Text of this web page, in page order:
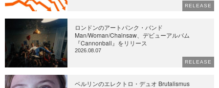
RELEASE
ロンドンのアートパンク・バンド
Man/Woman/Chainsaw、デビューアルバム
『Cannonball』をリリース
2026.08.07
RELEASE
ベルリンのエレクトロ・デュオ Brutalismus